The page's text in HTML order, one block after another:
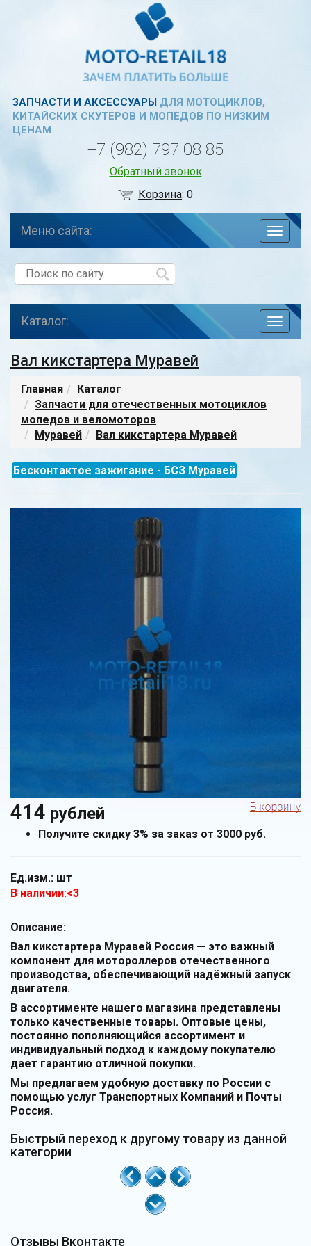
ЗАПЧАСТИ И АКСЕССУАРЫДЛЯ МОТОЦИКЛОВ,
КИТАЙСКИХ СКУТЕРОВ И МОПЕДОВ ПО НИЗКИМ
ЦЕНАМ
+7 (982) 797 08 85
Обратный звонок
Корзина:0
по
Меню сайта:
toggle
Каталог:
Вал кикстартера Муравей
Главная
Каталог
Запчасти для отечественных мотоциклов
мопедов и веломоторов
Муравей
Вал кикстартера Муравей
Бесконтактое зажигание - БСЗ Муравей
414 рублей
Получите скидку 3% за заказ от 3000 руб.
Ед.изм.: шт
В наличии:<3
Описание:
Вал кикстартера Муравей Россия — это важный
компонент для мотороллеров отечественного
производства, обеспечивающий надёжный запуск
двигателя.
В ассортименте нашего магазина представлены
только качественные товары. Оптовые цены,
постоянно пополняющийся ассортимент и
индивидуальный подход к каждому покупателю
дает гарантию отличной покупки.
Мы предлагаем удобную доставку по России с
помощью услуг Транспортных Компаний и Почты
Россия.
Быстрый переход к другому товару из данной
категории
Отзывы Вконтакте